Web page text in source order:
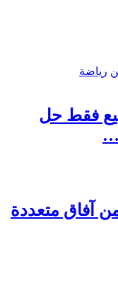
رياضة
في 3 أسابيع فقط حل
آفاق متعددة